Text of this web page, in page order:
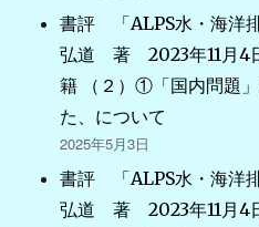
書評 「ALPS水・海洋
弘道 著 2023年11月4
籍 （２）①「国内問題
た、について
2025年5月3日
書評 「ALPS水・海洋
弘道 著 2023年11月4